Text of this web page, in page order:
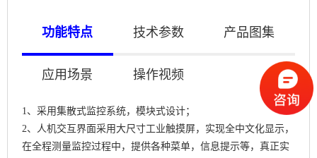
功能特点 技术参数 产品图集
应用场景 操作视频
1、 采用集散式监控系统，模块式设计；
2、 人机交互界面采用大尺寸工业触摸屏，实现全中文化显示，
在全程测量监控过程中，提供各种菜单，信息提示等，真正实